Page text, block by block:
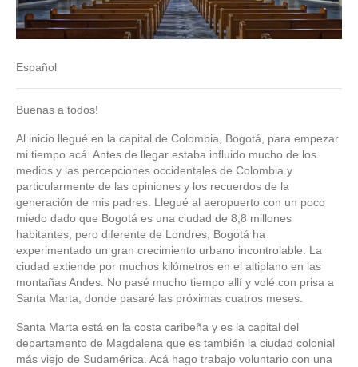
Español
Buenas a todos!
Al inicio llegué en la capital de Colombia, Bogotá, para empezar
mi tiempo acá. Antes de llegar estaba influido mucho de los
medios y las percepciones occidentales de Colombia y
particularmente de las opiniones y los recuerdos de la
generación de mis padres. Llegué al aeropuerto con un poco
miedo dado que Bogotá es una ciudad de 8,8 millones
habitantes, pero diferente de Londres, Bogotá ha
experimentado un gran crecimiento urbano incontrolable. La
ciudad extiende por muchos kilómetros en el altiplano en las
montañas Andes. No pasé mucho tiempo allí y volé con prisa a
Santa Marta, donde pasaré las próximas cuatros meses.
Santa Marta está en la costa caribeña y es la capital del
departamento de Magdalena que es también la ciudad colonial
más viejo de Sudamérica. Acá hago trabajo voluntario con una